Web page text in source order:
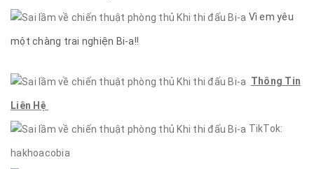
Vì em yêu
một chàng trai nghiện Bi-a!!
Thông Tin
Liên Hệ
TikTok:
hakhoacobia